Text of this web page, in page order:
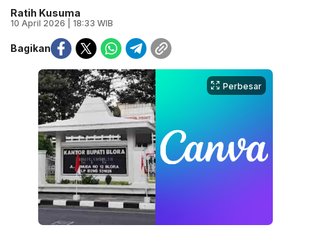
Ratih Kusuma
10 April 2026 | 18:33 WIB
Bagikan
Perbesar